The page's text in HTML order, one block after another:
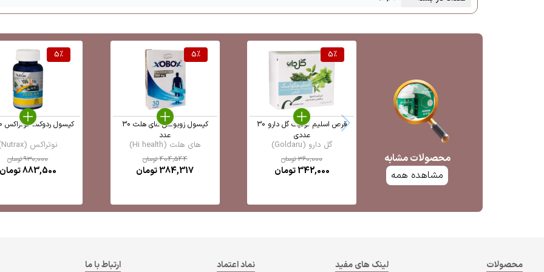
محصولات مشابه
مشاهده همه
5%
قرص اسلیم کوئیک گل دارو 30
عددی
گل دارو (Goldaru)
360,000تومان
342,000تومان
5%
کپسول زوبوکس های هلث 30
عدد
های هلث (Hi health)
404,544تومان
384,317تومان
5%
کپسول ردوکسا نوتراکس 60 عدد
نوتراکس (Nutrax)
930,000تومان
883,500تومان
محصولات لینک های مفید نماد اعتماد ارتباط با ما